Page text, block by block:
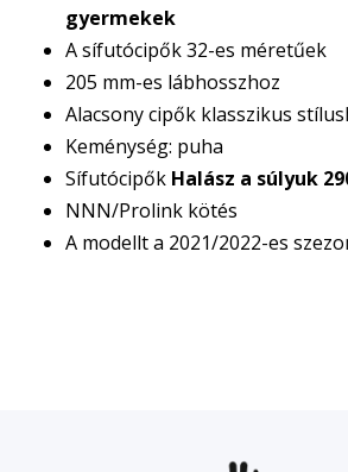
gyermekek
A sífutócipők 32-es méretűek
205 mm-es lábhosszhoz
Alacsony cipők klasszikus
Keménység: puha
Sífutócipők Halász a súlyuk
NNN/Prolink kötés
A modellt a 2021/2022-es